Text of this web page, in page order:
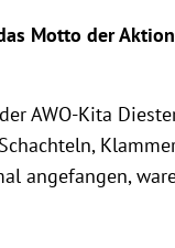
Motto der
AWO-Kita
angefangen,